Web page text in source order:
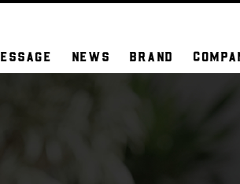
NEWS BRAND